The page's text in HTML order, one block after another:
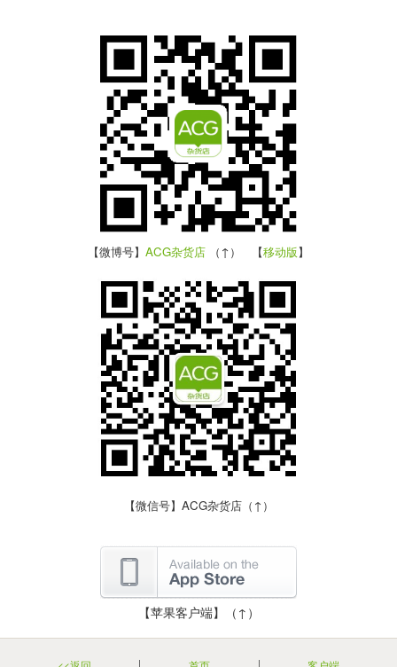
【微博号】 ACG杂货店 （↑） 【移动版】
【微信号】ACG杂货店（↑）
【苹果客户端】（↑）